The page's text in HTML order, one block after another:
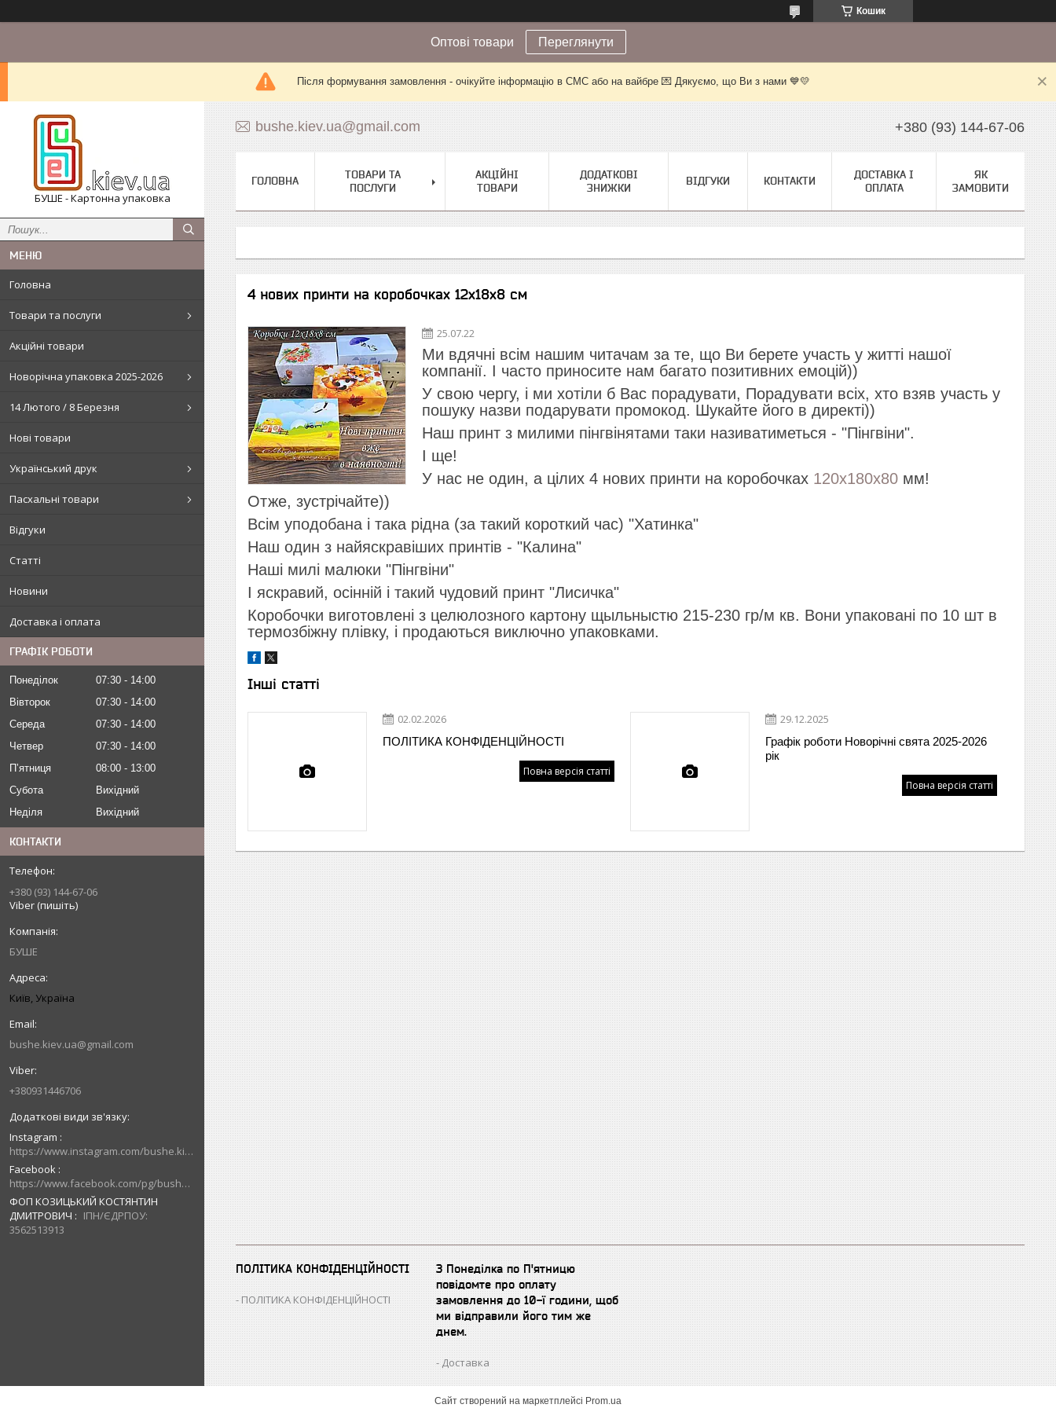
Кошик
Оптові товари Переглянути
Після формування замовлення - очікуйте інформацію в СМС або на вайбре 💌 Дякуємо, що Ви з нами 💙💛
БУШЕ - Картонна упаковка
Головна
Товари та послуги
Акційні товари
Новорічна упаковка 2025-2026
14 Лютого / 8 Березня
Нові товари
Український друк
Пасхальні товари
Відгуки
Статті
Новини
Доставка і оплата
ГРАФІК РОБОТИ
Понеділок 07:30
14:00
Вівторок
07:30
14:00
Середа
07:30
14:00
Четвер
07:30
14:00
Пʼятниця
08:00
13:00
Субота
Вихідний
Неділя
Вихідний
КОНТАКТИ
+380 (93) 144-67-06
Viber (пишіть)
БУШЕ
Київ, Україна
bushe.kiev.ua@gmail.com
+380931446706
Instagram
https://www.instagram.com/bushe.kiev.ua/
Facebook
https://www.facebook.com/pg/bushe.kiev.ua/posts/
ФОП КОЗИЦЬКИЙ КОСТЯНТИН
ДМИТРОВИЧ
ІПН/ЄДРПОУ:
3562513913
bushe.kiev.ua@gmail.com +380 (93) 144-67-06
ГОЛОВНА
ТОВАРИ ТА
ПОСЛУГИ
АКЦІЙНІ
ТОВАРИ
ДОДАТКОВІ
ЗНИЖКИ
ВІДГУКИ КОНТАКТИ
ДОСТАВКА І
ОПЛАТА
ЯК
ЗАМОВИТИ
4 нових принти на коробочках 12х18х8 см
25.07.22
Ми вдячні всім нашим читачам за те, що Ви берете участь у житті нашої
компанії. І часто приносите нам багато позитивних емоцій))
У свою чергу, і ми хотіли б Вас порадувати, Порадувати всіх, хто взяв участь у
пошуку назви подарувати промокод. Шукайте його в директі))
Наш принт з милими пінгвінятами таки називатиметься - "Пінгвіни".
І ще!
У нас не один, а цілих 4 нових принти на коробочках 120х180х80 мм!
Отже, зустрічайте))
Всім уподобана і така рідна (за такий короткий час) "Хатинка"
Наш один з найяскравіших принтів - "Калина"
Наші милі малюки "Пінгвіни"
І яскравий, осінній і такий чудовий принт "Лисичка"
Коробочки виготовлені з целюлозного картону щыльныстю 215-230 гр/м кв. Вони упаковані по 10 шт в
термозбіжну плівку, і продаються виключно упаковками.
Інші статті
02.02.2026
ПОЛІТИКА КОНФІДЕНЦІЙНОСТІ
Повна версія статті
29.12.2025
Графік роботи Новорічні свята 2025-2026
рік
Повна версія статті
ПОЛІТИКА КОНФІДЕНЦІЙНОСТІ
ПОЛІТИКА КОНФІДЕНЦІЙНОСТІ
З Понеділка по П'ятницю
повідомте про оплату
замовлення до 10-ї години, щоб
ми відправили його тим же
днем.
Доставка
Сайт створений на маркетплейсі Prom.ua